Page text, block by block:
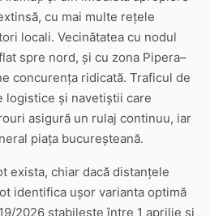
cu mai multe rețele
locali. Vecinătatea cu nodul
spre nord, și cu zona Pipera–
concurența ridicată. Traficul de
logistice și navetiștii care
asigură un rulaj continuu, iar
piața bucureșteană.
exista, chiar dacă distanțele
identifica ușor varianta optimă
2026 stabilește între 1 aprilie și